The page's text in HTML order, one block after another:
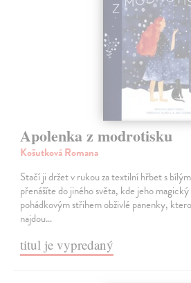
Apolenka z modrotisku
Košutková Romana
Stačí ji držet v rukou za textilní hřbet s
přenášíte do jiného světa, kde jeho
pohádkovým střihem obživlé panenky,
najdou…
titul je vypredaný